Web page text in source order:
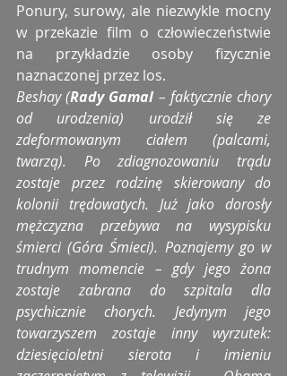
Ponury, surowy, ale niezwykle mocny
w przekazie film o człowieczeństwie
na przykładzie osoby fizycznie
naznaczonej przez los.
Beshay (Rady Gamal – faktycznie chory
od urodzenia) urodził się ze
zdeformowanym ciałem (palcami,
twarzą). Po zdiagnozowaniu trądu
zostaje przez rodzinę skierowany do
kolonii trędowatych. Już jako dorosły
mężczyzna przebywa na wysypisku
śmierci (Góra Śmieci). Poznajemy go w
trudnym momencie – gdy jego żona
zostaje zabrana do szpitala dla
psychicznie chorych. Jedynym jego
towarzyszem zostaje inny wyrzutek:
dziesięcioletni sierota i imieniu